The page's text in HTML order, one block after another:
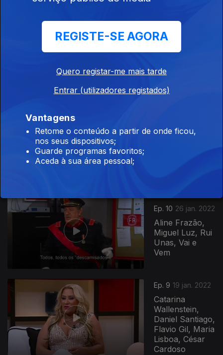
16 fev. 2022
Ágata, Florbela
Queiroz,
Noble, Fábio
Eliane...
Daniela
Santiago, Luísa
Ep. 10 26 jan. 2022
Aline Frazão,
Miguel Luz, Rui
Unas, Vai e
Vem
Ep. 9 19 jan. 2022
Catarina
Wallenstein,
Daniel Santiago,
Flavio Gil, Maria
Lisboa, César
Cardoso
REGISTE-SE AGORA
Quero registar-me mais tarde
Entrar (utilizadores registados)
Vantagens
Retome o conteúdo a partir de onde ficou,
nos seus dispositivos;
Guarde programas favoritos;
Aceda à sua área pessoal;